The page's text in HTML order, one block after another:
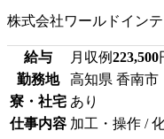
株式会社ワールドイン
給与 月収例223,500
勤務地
高知県 香南市
寮・社宅 あり
仕事内容 加工・操作 /